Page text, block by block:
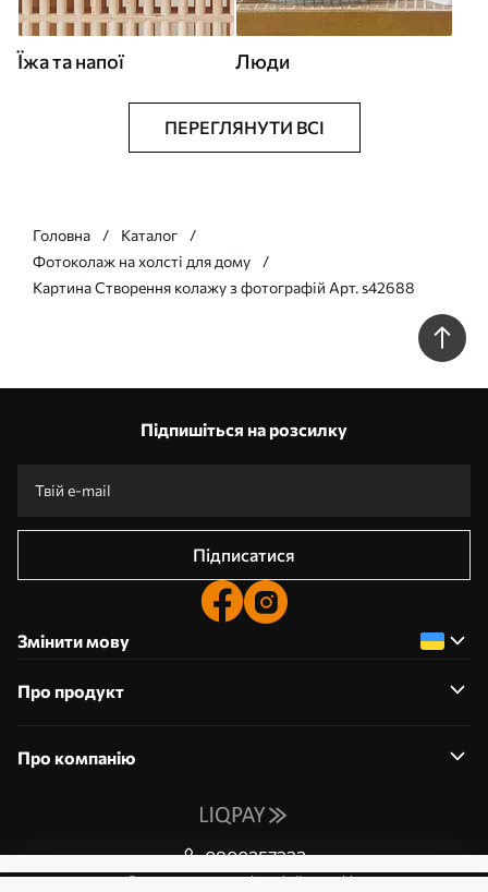
Їжа та напої Люди
ПЕРЕГЛЯНУТИ ВСІ
Головна
Каталог
Фотоколаж на холсті для дому
Картина Створення колажу з фотографій Арт. s42688
Підпишіться на розсилку
Підписатися
Змінити мову
Про продукт
Про компанію
0800357223
Редагування дозволів на файли cookie